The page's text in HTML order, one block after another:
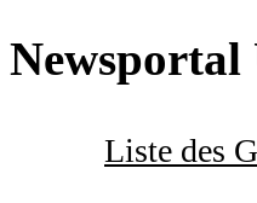
Newsportal
Liste des